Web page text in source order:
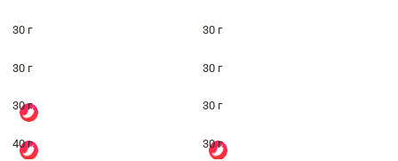
30 г 30 г
30 г 30 г
30 г 30 г
40 г 30 г